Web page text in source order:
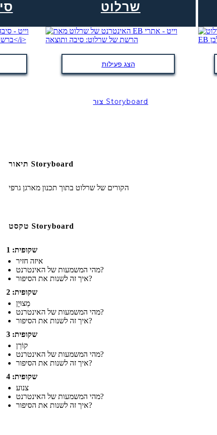
שרלוט
הצג פעילות
צור Storyboard
תיאור Storyboard
הקורים של שרלוט בתוך תכנון מארגן גרפי
טקסט Storyboard
שקופית: 1
איזה חזיר
מהי המשמעות של האינטרנט?
איך זה לשנות את הסיפור?
שקופית: 2
מְצוּיָן
מהי המשמעות של האינטרנט?
איך זה לשנות את הסיפור?
שקופית: 3
קוֹרֵן
מהי המשמעות של האינטרנט?
איך זה לשנות את הסיפור?
שקופית: 4
צנוע
מהי המשמעות של האינטרנט?
איך זה לשנות את הסיפור?